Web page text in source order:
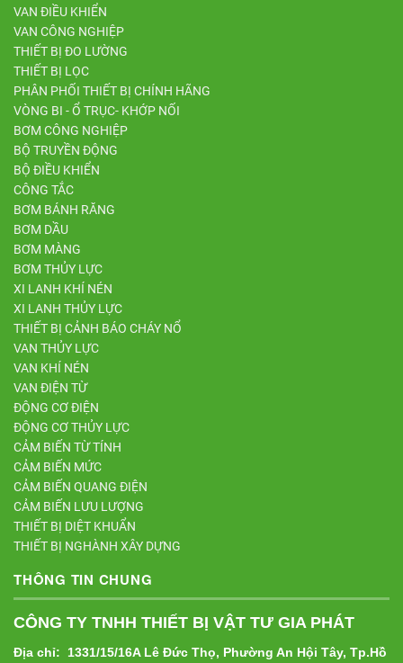
VAN ĐIỀU KHIỂN
VAN CÔNG NGHIỆP
THIẾT BỊ ĐO LƯỜNG
THIẾT BỊ LỌC
PHÂN PHỐI THIẾT BỊ CHÍNH HÃNG
VÒNG BI - Ổ TRỤC- KHỚP NỐI
BƠM CÔNG NGHIỆP
BỘ TRUYỀN ĐỘNG
BỘ ĐIỀU KHIỂN
CÔNG TẮC
BƠM BÁNH RĂNG
BƠM DẦU
BƠM MÀNG
BƠM THỦY LỰC
XI LANH KHÍ NÉN
XI LANH THỦY LỰC
THIẾT BỊ CẢNH BÁO CHÁY NỔ
VAN THỦY LỰC
VAN KHÍ NÉN
VAN ĐIỆN TỪ
ĐỘNG CƠ ĐIỆN
ĐỘNG CƠ THỦY LỰC
CẢM BIẾN TỪ TÍNH
CẢM BIẾN MỨC
CẢM BIẾN QUANG ĐIỆN
CẢM BIẾN LƯU LƯỢNG
THIẾT BỊ DIỆT KHUẨN
THIẾT BỊ NGHÀNH XÂY DỰNG
THÔNG TIN CHUNG
CÔNG TY TNHH THIẾT BỊ VẬT TƯ GIA PHÁT
Địa chỉ: 1331/15/16A Lê Đức Thọ, Phường An Hội Tây, Tp.Hồ